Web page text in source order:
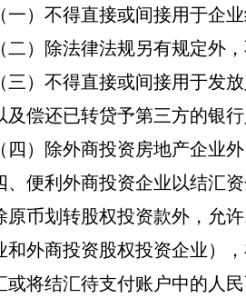
（一）不得直接或间接用于企
（二）除法律法规另有规定外
（三）不得直接或间接用于发
及偿还已转贷予第三方的银行
（四）除外商投资房地产企业
、便利外商投资企业以结汇
原币划转股权投资款外，允
和外商投资股权投资企业）
或将结汇待支付账户中的人